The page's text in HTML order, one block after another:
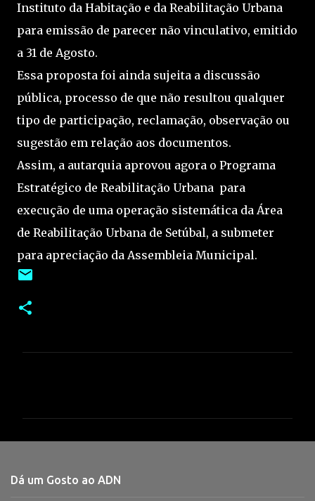
Instituto da Habitação e da Reabilitação Urbana
para emissão de parecer não vinculativo, emitido
a 31 de Agosto.
Essa proposta foi ainda sujeita a discussão
pública, processo de que não resultou qualquer
tipo de participação, reclamação, observação ou
sugestão em relação aos documentos.
Assim, a autarquia aprovou agora o Programa
Estratégico de Reabilitação Urbana para
execução de uma operação sistemática da Área
de Reabilitação Urbana de Setúbal, a submeter
para apreciação da Assembleia Municipal.
t
Dá um Gosto ao ADN